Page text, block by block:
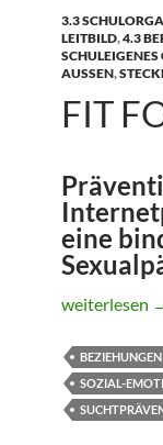
3.3
LEITBILD,4.3
AUSSEN ,
FIT
eine
Fit for Love?
weiterlesen
BEZIEHUNGEN
SOZIAL-